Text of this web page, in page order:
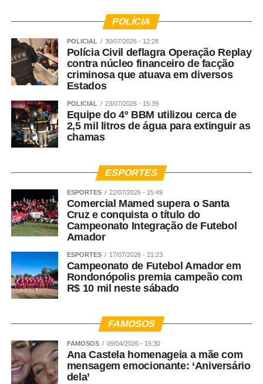
POLÍCIA
POLICIAL 30/07/2026 - 12:28
Polícia Civil deflagra Operação Replay
contra núcleo financeiro de facção
criminosa que atuava em diversos
Estados
POLICIAL 23/07/2026 - 15:39
Equipe do 4º BBM utilizou cerca de
2,5 mil litros de água para extinguir as
chamas
ESPORTES
ESPORTES 22/07/2026 - 15:49
Comercial Mamed supera o Santa
Cruz e conquista o título do
Campeonato Integração de Futebol
Amador
ESPORTES 17/07/2026 - 21:23
Campeonato de Futebol Amador em
Rondonópolis premia campeão com
R$ 10 mil neste sábado
FAMOSOS
FAMOSOS 09/04/2026 - 15:30
Ana Castela homenageia a mãe com
mensagem emocionante: ‘Aniversário
dela’